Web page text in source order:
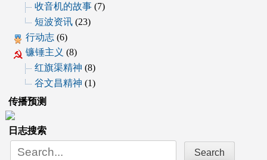
收音机的故事(7)
短波资讯(23)
行动志(6)
镰锤主义 (8)
红旗渠精神 (8)
谷文昌精神 (1)
传播预测
日志搜索
Search